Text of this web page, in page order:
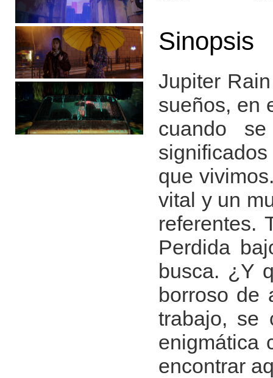
Sinopsis
Jupiter
sueños, en
cuando
que
vital y un
referentes.
Perdida
busca. ¿Y
borroso de
trabajo, se
enigmática
encontrar